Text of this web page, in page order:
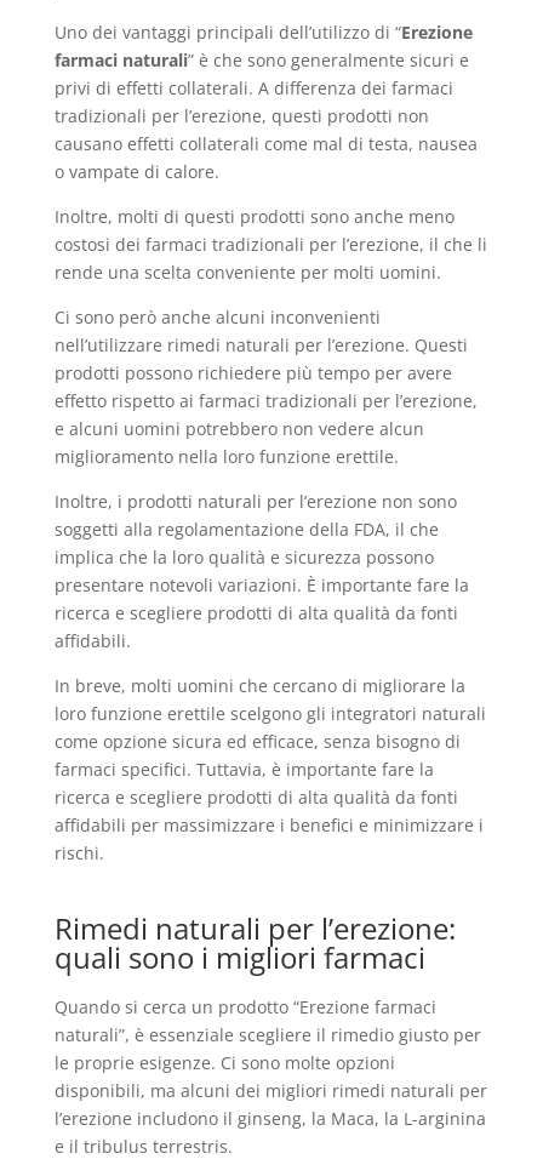
Uno dei vantaggi principali dell’utilizzo di “Erezione
farmaci naturali” è che sono generalmente sicuri e
privi di effetti collaterali. A differenza dei farmaci
tradizionali per l’erezione, questi prodotti non
causano effetti collaterali come mal di testa, nausea
o vampate di calore.
Inoltre, molti di questi prodotti sono anche meno
costosi dei farmaci tradizionali per l’erezione, il che li
rende una scelta conveniente per molti uomini.
Ci sono però anche alcuni inconvenienti
nell’utilizzare rimedi naturali per l’erezione. Questi
prodotti possono richiedere più tempo per avere
effetto rispetto ai farmaci tradizionali per l’erezione,
e alcuni uomini potrebbero non vedere alcun
miglioramento nella loro funzione erettile.
Inoltre, i prodotti naturali per l’erezione non sono
soggetti alla regolamentazione della FDA, il che
implica che la loro qualità e sicurezza possono
presentare notevoli variazioni. È importante fare la
ricerca e scegliere prodotti di alta qualità da fonti
affidabili.
In breve, molti uomini che cercano di migliorare la
loro funzione erettile scelgono gli integratori naturali
come opzione sicura ed efficace, senza bisogno di
farmaci specifici. Tuttavia, è importante fare la
ricerca e scegliere prodotti di alta qualità da fonti
affidabili per massimizzare i benefici e minimizzare i
rischi.
Rimedi naturali per l’erezione:
quali sono i migliori farmaci
Quando si cerca un prodotto “Erezione farmaci
naturali”, è essenziale scegliere il rimedio giusto per
le proprie esigenze. Ci sono molte opzioni
disponibili, ma alcuni dei migliori rimedi naturali per
l’erezione includono il ginseng, la Maca, la L-arginina
e il tribulus terrestris.